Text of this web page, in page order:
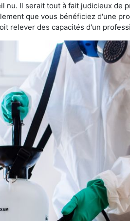
Il serait tout à fait judicieux de
que vous bénéficiez d'une
relever des capacités d'un